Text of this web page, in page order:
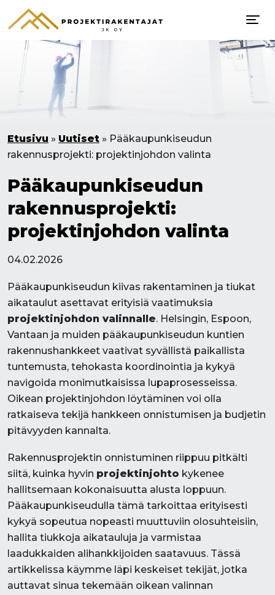
Etusivu » Uutiset » Pääkaupunkiseudun
rakennusprojekti: projektinjohdon valinta
Pääkaupunkiseudun
rakennusprojekti:
projektinjohdon valinta
04.02.2026
Pääkaupunkiseudun kiivas rakentaminen ja tiukat
aikataulut asettavat erityisiä vaatimuksia
projektinjohdon valinnalle. Helsingin, Espoon,
Vantaan ja muiden pääkaupunkiseudun kuntien
rakennushankkeet vaativat syvällistä paikallista
tuntemusta, tehokasta koordinointia ja kykyä
navigoida monimutkaisissa lupaprosesseissa.
Oikean projektinjohdon löytäminen voi olla
ratkaiseva tekijä hankkeen onnistumisen ja budjetin
pitävyyden kannalta.
Rakennusprojektin onnistuminen riippuu pitkälti
siitä, kuinka hyvin projektinjohto kykenee
hallitsemaan kokonaisuutta alusta loppuun.
Pääkaupunkiseudulla tämä tarkoittaa erityisesti
kykyä sopeutua nopeasti muuttuviin olosuhteisiin,
hallita tiukkoja aikatauluja ja varmistaa
laadukkaiden alihankkijoiden saatavuus. Tässä
artikkelissa käymme läpi keskeiset tekijät, jotka
auttavat sinua tekemään oikean valinnan